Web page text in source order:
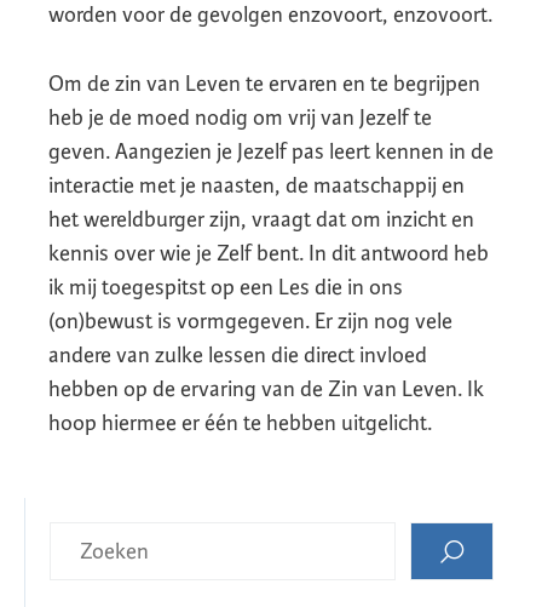
worden voor de gevolgen enzovoort, enzovoort.
Om de zin van Leven te ervaren en te begrijpen
heb je de moed nodig om vrij van Jezelf te
geven. Aangezien je Jezelf pas leert kennen in de
interactie met je naasten, de maatschappij en
het wereldburger zijn, vraagt dat om inzicht en
kennis over wie je Zelf bent. In dit antwoord heb
ik mij toegespitst op een Les die in ons
(on)bewust is vormgegeven. Er zijn nog vele
andere van zulke lessen die direct invloed
hebben op de ervaring van de Zin van Leven. Ik
hoop hiermee er één te hebben uitgelicht.